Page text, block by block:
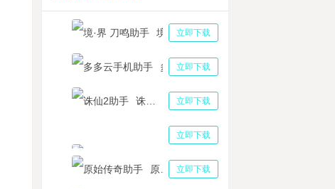
立即下载
立即下载
多多云手机助手
立即下载
立即下载
三国志战略版助手
立即下载